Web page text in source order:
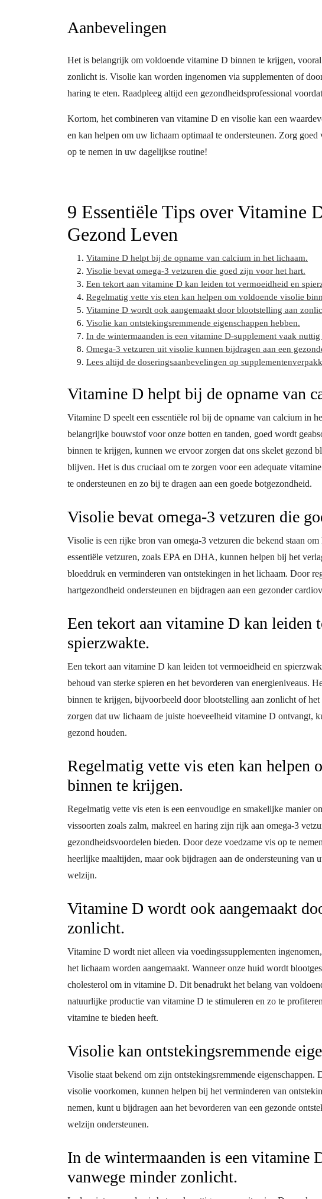
Aanbevelingen
Het is belangrijk om voldoende vitamine D binnen te krijgen,
zonlicht is. Visolie kan worden ingenomen via supplementen of
haring te eten. Raadpleeg altijd een gezondheidsprofessional
Kortom, het combineren van vitamine D en visolie kan een
en kan helpen om uw lichaam optimaal te ondersteunen. Zorg
op te nemen in uw dagelijkse routine!
9 Essentiële Tips over Vitamine
Gezond Leven
Vitamine D helpt bij de opname van calcium in het lichaam.
Visolie bevat omega-3 vetzuren die goed zijn voor het hart.
Een tekort aan vitamine D kan leiden tot vermoeidheid en
Regelmatig vette vis eten kan helpen om voldoende visolie
Vitamine D wordt ook aangemaakt door blootstelling aan
Visolie kan ontstekingsremmende eigenschappen hebben.
In de wintermaanden is een vitamine D-supplement vaak
Omega-3 vetzuren uit visolie kunnen bijdragen aan een
Lees altijd de doseringsaanbevelingen op
Vitamine D helpt bij de opname van
Vitamine D speelt een essentiële rol bij de opname van calcium in
belangrijke bouwstof voor onze botten en tanden, goed wordt
binnen te krijgen, kunnen we ervoor zorgen dat ons skelet gezond
blijven. Het is dus cruciaal om te zorgen voor een adequate
te ondersteunen en zo bij te dragen aan een goede botgezondheid.
Visolie bevat omega-3 vetzuren die
Visolie is een rijke bron van omega-3 vetzuren die bekend staan
essentiële vetzuren, zoals EPA en DHA, kunnen helpen bij het
bloeddruk en verminderen van ontstekingen in het lichaam. Door
hartgezondheid ondersteunen en bijdragen aan een gezonder
Een tekort aan vitamine D kan leiden
spierzwakte.
Een tekort aan vitamine D kan leiden tot vermoeidheid en
behoud van sterke spieren en het bevorderen van energieniveaus.
binnen te krijgen, bijvoorbeeld door blootstelling aan zonlicht of
zorgen dat uw lichaam de juiste hoeveelheid vitamine D ontvangt,
gezond houden.
Regelmatig vette vis eten kan helpen
binnen te krijgen.
Regelmatig vette vis eten is een eenvoudige en smakelijke manier
vissoorten zoals zalm, makreel en haring zijn rijk aan omega-3
gezondheidsvoordelen bieden. Door deze voedzame vis op te
heerlijke maaltijden, maar ook bijdragen aan de ondersteuning van
welzijn.
Vitamine D wordt ook aangemaakt
zonlicht.
Vitamine D wordt niet alleen via voedingssupplementen
het lichaam worden aangemaakt. Wanneer onze huid wordt
cholesterol om in vitamine D. Dit benadrukt het belang van
natuurlijke productie van vitamine D te stimuleren en zo te
vitamine te bieden heeft.
Visolie kan ontstekingsremmende
Visolie staat bekend om zijn ontstekingsremmende
visolie voorkomen, kunnen helpen bij het verminderen van
nemen, kunt u bijdragen aan het bevorderen van een gezonde
welzijn ondersteunen.
In de wintermaanden is een vitamine
vanwege minder zonlicht.